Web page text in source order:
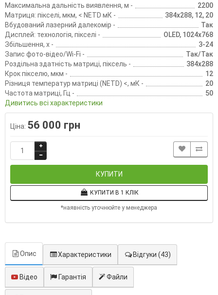
Максимальна дальність виявлення, м -
2200
Матриця: пікселі, мкм, < NETD мК -
384х288, 12, 20
Вбудований лазерний далекомір -
Так
Дисплей: технологія, пікселі -
OLED, 1024х768
Збільшення, х -
3-24
Запис фото-відео/Wi-Fi -
Так/Так
Роздільна здатність матриці, піксель -
384х288
Крок пікселю, мкм -
12
Різниця температур матриці (NETD) <, мК -
20
Частота матриці, Гц -
50
Дивитись всі характеристики
Ціна: 56 000 грн
КУПИТИ
КУПИТИ В 1 КЛІК
*наявність уточнюйте у менеджера
Опис Характеристики Відгуки (43)
Відео Гарантія Файли